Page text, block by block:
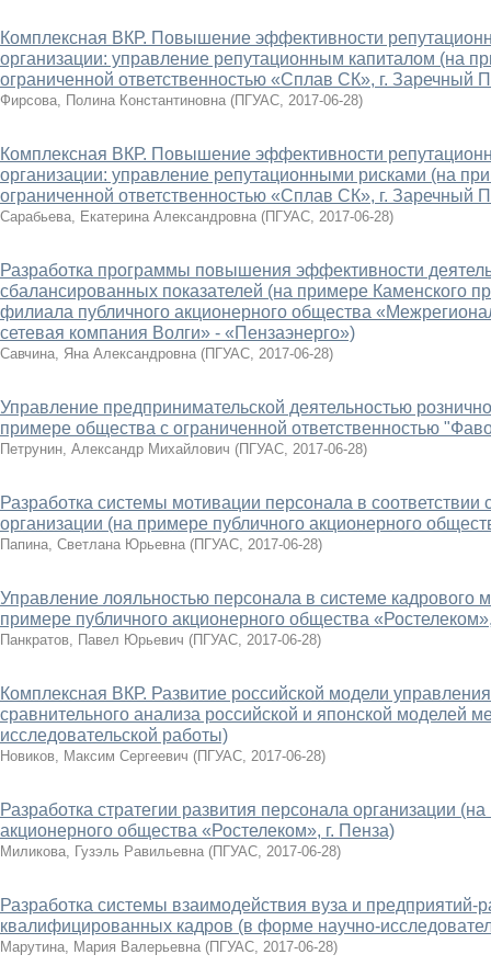
Комплексная ВКР. Повышение эффективности
организации: управление репутационным капиталом (на
ограниченной ответственностью «Сплав СК», г. Заречный
Фирсова, Полина Константиновна (ПГУАС, 2017-06-28)
Комплексная ВКР. Повышение эффективности
организации: управление репутационными рисками (на
ограниченной ответственностью «Сплав СК», г. Заречный
Сарабьева, Екатерина Александровна (ПГУАС, 2017-06-28)
Разработка программы повышения эффективности
сбалансированных показателей (на примере Каменского
филиала публичного акционерного общества
сетевая компания Волги» - «Пензаэнерго»)
Савчина, Яна Александровна (ПГУАС, 2017-06-28)
Управление предпринимательской деятельностью
примере общества с ограниченной ответственностью
Петрунин, Александр Михайлович (ПГУАС, 2017-06-28)
Разработка системы мотивации персонала в соответствии
организации (на примере публичного акционерного
Папина, Светлана Юрьевна (ПГУАС, 2017-06-28)
Управление лояльностью персонала в системе кадрового
примере публичного акционерного общества
Панкратов, Павел Юрьевич (ПГУАС, 2017-06-28)
Комплексная ВКР. Развитие российской модели
сравнительного анализа российской и японской моделей
исследовательской работы)
Новиков, Максим Сергеевич (ПГУАС, 2017-06-28)
Разработка стратегии развития персонала организации
акционерного общества «Ростелеком», г. Пенза)
Миликова, Гузэль Равильевна (ПГУАС, 2017-06-28)
Разработка системы взаимодействия вуза и предприятий-
квалифицированных кадров (в форме научно-
Марутина, Мария Валерьевна (ПГУАС, 2017-06-28)